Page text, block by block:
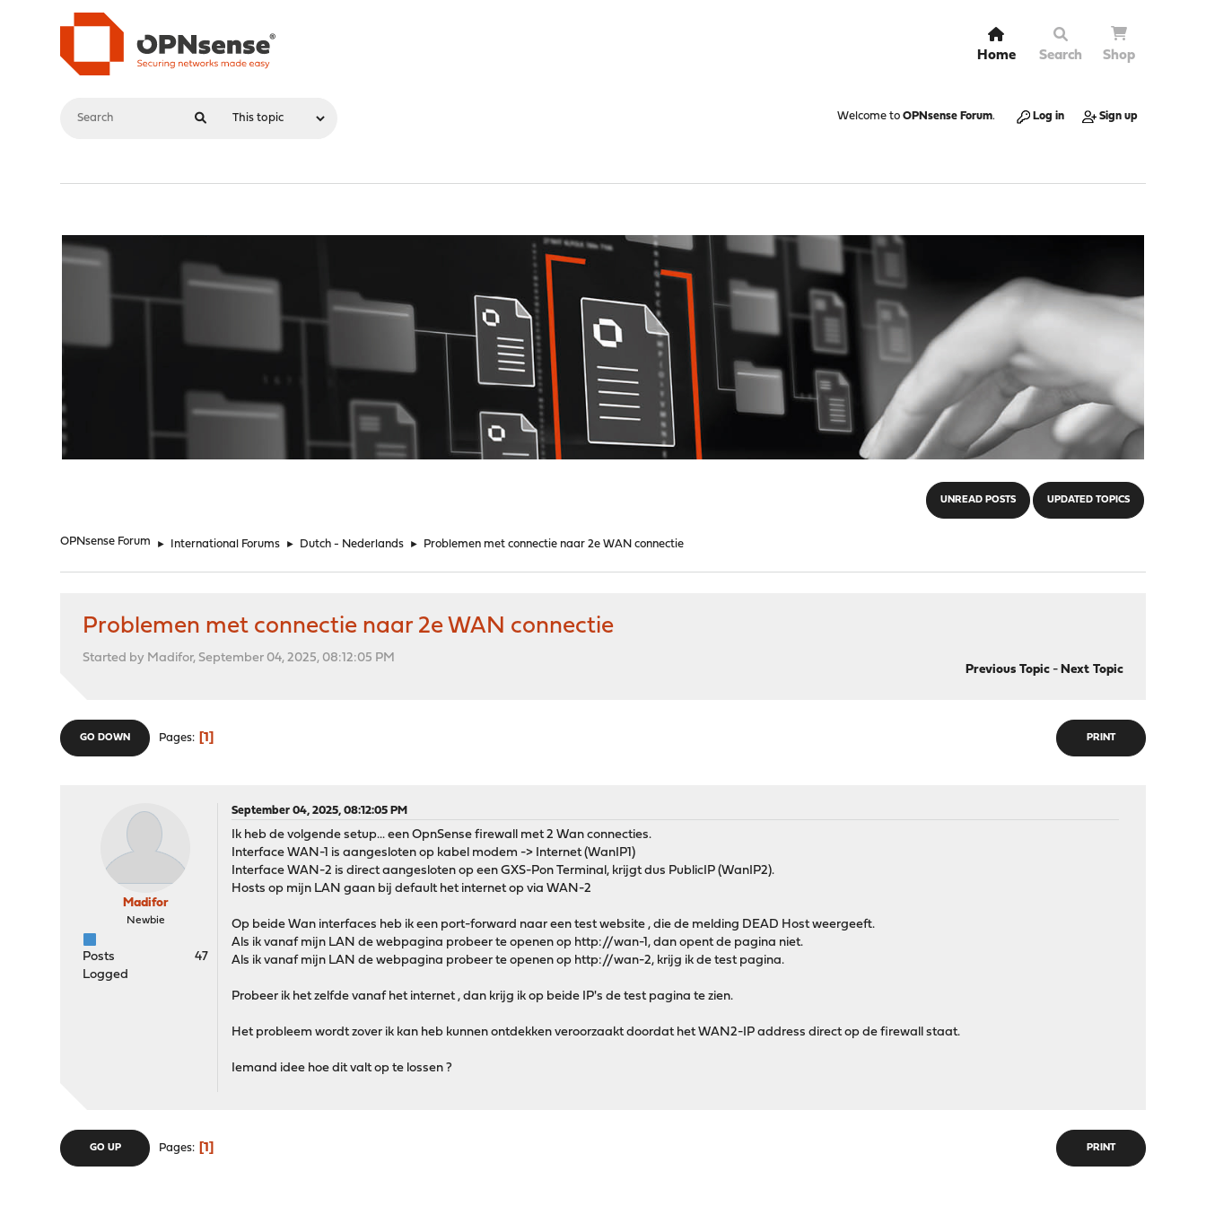
Home Search Shop
Welcome to OPNsense Forum. Log in Sign up
UNREAD POSTS UPDATED TOPICS
OPNsense Forum ► International Forums ► Dutch - Nederlands ► Problemen met connectie naar 2e WAN connectie
Problemen met connectie naar 2e WAN connectie
Started by Madifor, September 04, 2025, 08:12:05 PM
Previous Topic- Next Topic
PRINT
GO DOWN Pages 1
Madifor
Newbie
Posts
47
Logged
September 04, 2025, 08:12:05 PM
Ik heb de volgende setup... een OpnSense firewall met 2 Wan connecties.
Interface WAN-1 is aangesloten op kabel modem -> Internet (WanIP1)
Interface WAN-2 is direct aangesloten op een GXS-Pon Terminal, krijgt dus PublicIP (WanIP2).
Hosts op mijn LAN gaan bij default het internet op via WAN-2
Op beide Wan interfaces heb ik een port-forward naar een test website , die de melding DEAD Host weergeeft.
Als ik vanaf mijn LAN de webpagina probeer te openen op http://wan-1, dan opent de pagina niet.
Als ik vanaf mijn LAN de webpagina probeer te openen op http://wan-2, krijg ik de test pagina.
Probeer ik het zelfde vanaf het internet , dan krijg ik op beide IP's de test pagina te zien.
Het probleem wordt zover ik kan heb kunnen ontdekken veroorzaakt doordat het WAN2-IP address direct op de firewall staat.
Iemand idee hoe dit valt op te lossen ?
PRINT
GO UP Pages 1